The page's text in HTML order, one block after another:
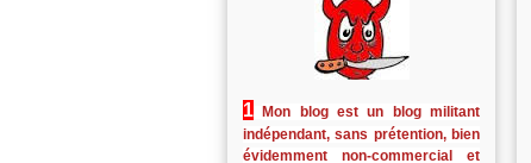
1
Mon blog est un blog militant
indépendant, sans prétention, bien
évidemment non-commercial et